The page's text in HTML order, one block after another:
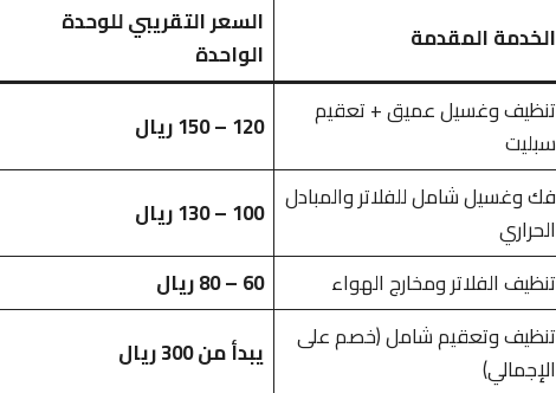
الخدمة المقدمة
السعر التقريبي للوحدة
الواحدة
تنظيف وغسيل عميق + تعقيم
سبليت
120 – 150 ريال
فك وغسيل شامل للفلاتر والمبادل
الحراري
100 – 130 ريال
تنظيف الفلاتر ومخارج الهواء
60 – 80 ريال
تنظيف وتعقيم شامل (خصم على
الإجمالي)
يبدأ من 300 ريال